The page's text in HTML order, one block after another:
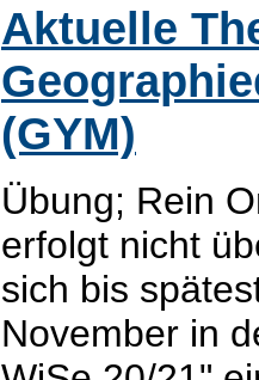
Aktuelle
(GYM)
Übung; Rein
erfolgt nicht
sich bis
November in